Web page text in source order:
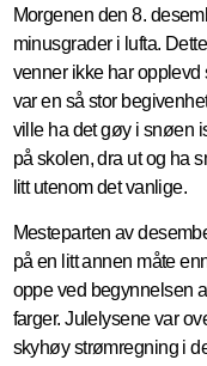
Morgenen den 8.
minusgrader i lufta.
venner ikke har opplevd
var en så stor
ville ha det gøy i snøen
på skolen, dra ut og ha
litt utenom det vanlige.
Mesteparten av
på en litt annen måte
oppe ved begynnelsen
farger. Julelysene var
skyhøy strømregning i